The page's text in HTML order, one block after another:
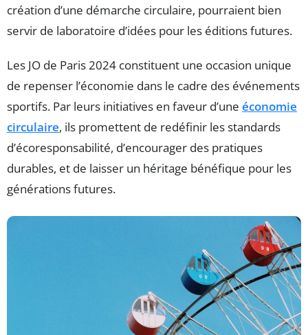
création d’une démarche circulaire, pourraient bien
servir de laboratoire d’idées pour les éditions futures.
Les JO de Paris 2024 constituent une occasion unique
de repenser l’économie dans le cadre des événements
sportifs. Par leurs initiatives en faveur d’une économie
circulaire, ils promettent de redéfinir les standards
d’écoresponsabilité, d’encourager des pratiques
durables, et de laisser un héritage bénéfique pour les
générations futures.